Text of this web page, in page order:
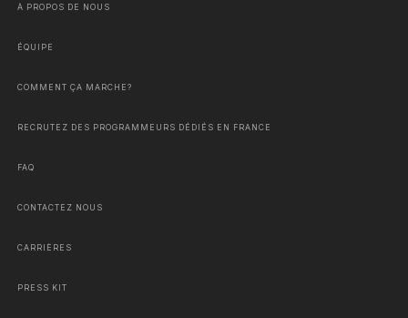
À PROPOS DE NOUS
ÉQUIPE
COMMENT ÇA MARCHE?
RECRUTEZ DES PROGRAMMEURS DÉDIÉS EN FRANCE
FAQ
CONTACTEZ NOUS
CARRIÈRES
PRESS KIT